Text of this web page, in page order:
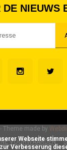
DE NIEUWS
VOORWAARDEN
- Theme made by
Verbesserung